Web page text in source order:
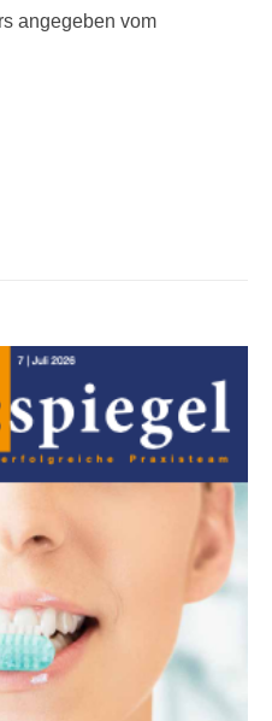
angegeben vom